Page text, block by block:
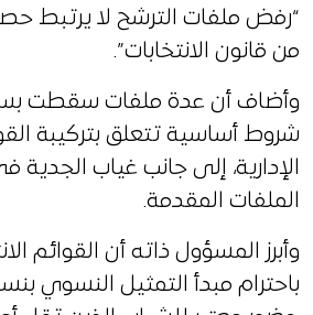
من قانون الانتخابات”.
وأضاف أن عدة ملفات سقطت
شروط أساسية تتعلق بتركيبة
الإدارية، إلى جانب غياب
الملفات المقدمة.
وأبرز المسؤول ذاته أن القوائم
باحترام مبدأ التمثيل النسوي